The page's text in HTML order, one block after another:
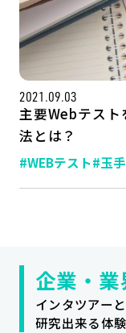
サイトマップ
2021.09.03
主要Webテスト
法とは？
#WEBテスト#玉
企業・業
インタツアー
研究出来る体